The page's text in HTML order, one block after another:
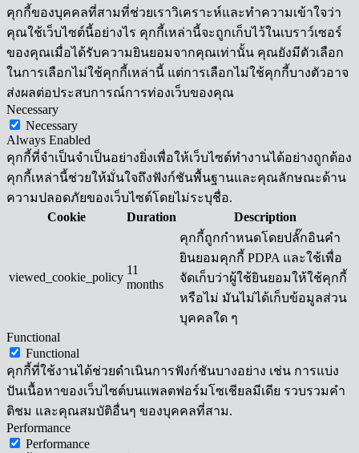
คุกกี้ของบุคคลที่สามที่ช่วยเราวิเคราะห์และทำความเข้าใจว่า
คุณใช้เว็บไซต์นี้อย่างไร คุกกี้เหล่านี้จะถูกเก็บไว้ในเบราว์เซอร์
ของคุณเมื่อได้รับความยินยอมจากคุณเท่านั้น คุณยังมีตัวเลือก
ในการเลือกไม่ใช้คุกกี้เหล่านี้ แต่การเลือกไม่ใช้คุกกี้บางตัวอาจ
ส่งผลต่อประสบการณ์การท่องเว็บของคุณ
Necessary
Necessary
Always Enabled
คุกกี้ที่จำเป็นจำเป็นอย่างยิ่งเพื่อให้เว็บไซต์ทำงานได้อย่างถูกต้อง
คุกกี้เหล่านี้ช่วยให้มั่นใจถึงฟังก์ชันพื้นฐานและคุณลักษณะด้าน
ความปลอดภัยของเว็บไซต์โดยไม่ระบุชื่อ.
Cookie
Duration Description
viewed_cookie_policy
11
months
คุกกี้ถูกกำหนดโดยปลั๊กอินคำ
ยินยอมคุกกี้ PDPA และใช้เพื่อ
จัดเก็บว่าผู้ใช้ยินยอมให้ใช้คุกกี้
หรือไม่ มันไม่ได้เก็บข้อมูลส่วน
บุคคลใด ๆ
Functional
Functional
คุกกี้ที่ใช้งานได้ช่วยดำเนินการฟังก์ชันบางอย่าง เช่น การแบ่ง
ปันเนื้อหาของเว็บไซต์บนแพลตฟอร์มโซเชียลมีเดีย รวบรวมคำ
ติชม และคุณสมบัติอื่นๆ ของบุคคลที่สาม.
Performance
Performance